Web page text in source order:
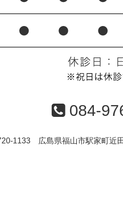
084-
1133 広島県福山市駅家町近